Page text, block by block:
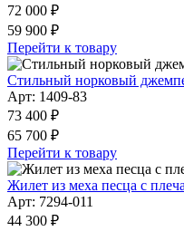
72 000 ₽
59 900 ₽
Перейти к товару
Стильный норковый
Арт: 1409-83
73 400 ₽
65 700 ₽
Перейти к товару
Жилет из меха песца с
Арт: 7294-011
44 300 ₽